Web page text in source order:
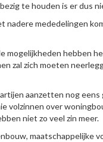
te houden is er dus
nadere mededelingen
mogelijkheden hebben
zal zich moeten
aanzetten nog eens
volzinnen over
niet zo veel zin meer.
maatschappelijke